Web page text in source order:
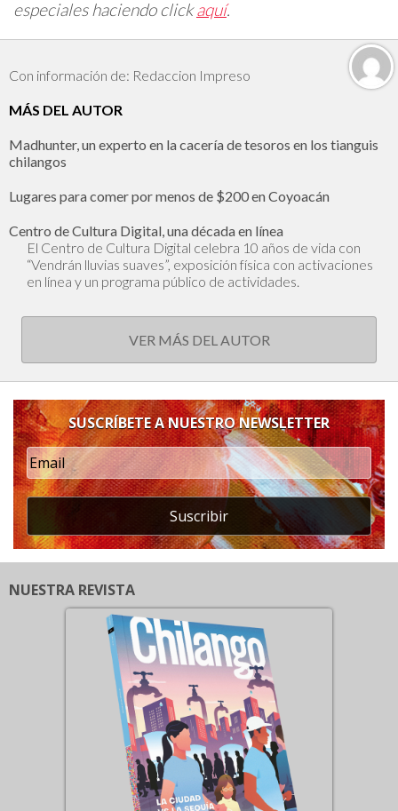
especiales haciendo clickaquí.
Con información de: Redaccion Impreso
MÁS DEL AUTOR
Madhunter, un experto en la cacería de tesoros en los tianguis
chilangos
Lugares para comer por menos de $200 en Coyoacán
Centro de Cultura Digital, una década en línea
El Centro de Cultura Digital celebra 10 años de vida con
“Vendrán lluvias suaves”, exposición física con activaciones
en línea y un programa público de actividades.
VER MÁS DEL AUTOR
SUSCRÍBETE A NUESTRO NEWSLETTER
Suscribir
NUESTRA REVISTA